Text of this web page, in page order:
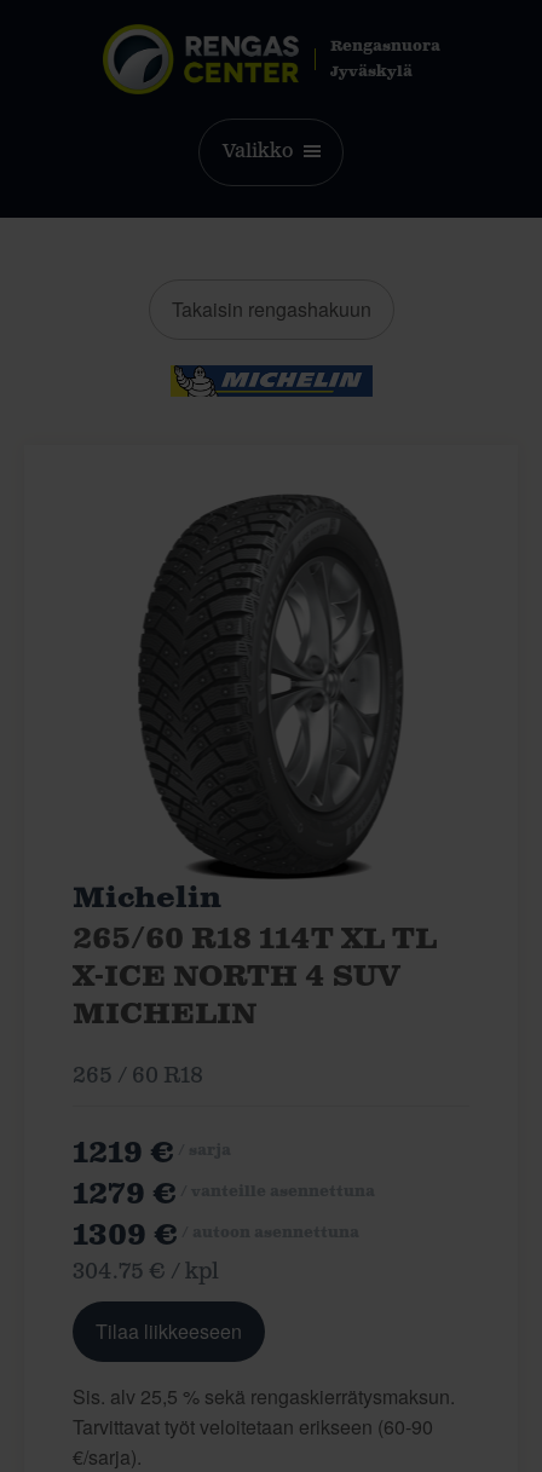
Rengasnuora
Jyväskylä
Valikko
Takaisin rengashakuun
Michelin
265/60 R18 114T XL TL
X-ICE NORTH 4 SUV
MICHELIN
265 / 60 R18
1219 €
1279 €
1309 €
304.75 € / kpl
Tilaa liikkeeseen
Sis. alv 25,5 % sekä rengaskierrätysmaksun.
Tarvittavat työt veloitetaan erikseen (60-90
€/sarja).